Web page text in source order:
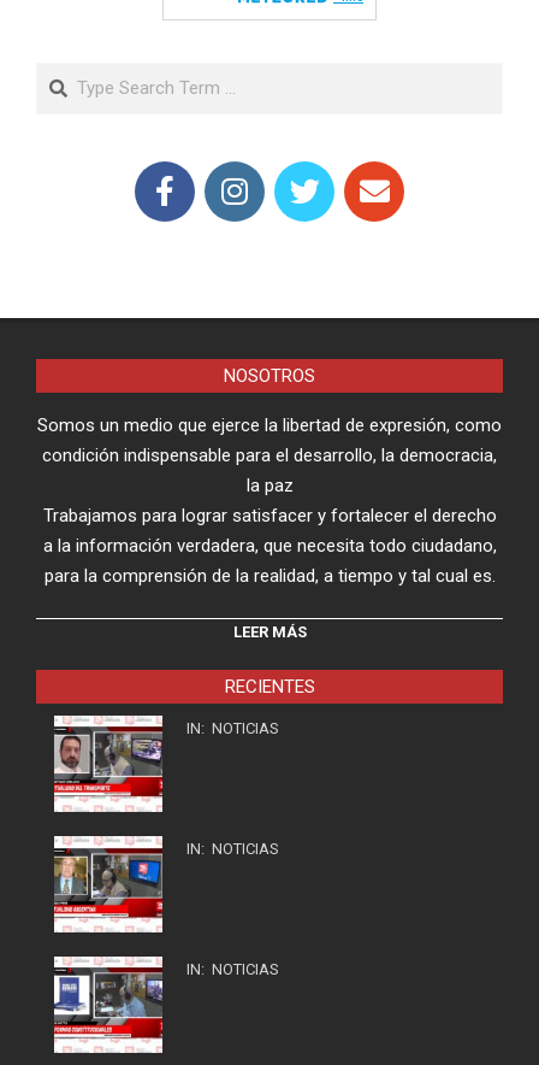
Search
NOSOTROS
Somos un medio que ejerce la libertad de expresión, como
condición indispensable para el desarrollo, la democracia,
la paz
Trabajamos para lograr satisfacer y fortalecer el derecho
a la información verdadera, que necesita todo ciudadano,
para la comprensión de la realidad, a tiempo y tal cual es.
LEER MÁS
RECIENTES
IN: NOTICIAS
IN: NOTICIAS
IN: NOTICIAS